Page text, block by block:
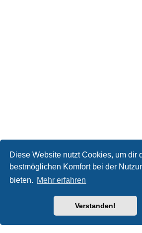
Diese Website nutzt Cookies, um dir
bestmöglichen Komfort bei der
bieten. Mehr erfahren
Verstanden!